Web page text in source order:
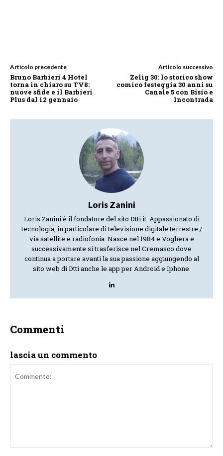
Articolo precedente
Bruno Barbieri 4 Hotel
torna in chiaro su TV8:
nuove sfide e il Barbieri
Plus dal 12 gennaio
Articolo successivo
Zelig 30: lo storico show
comico festeggia 30 anni su
Canale 5 con Bisio e
Incontrada
Loris Zanini
Loris Zanini è il fondatore del sito Dtti.it. Appassionato di
tecnologia, in particolare di televisione digitale terrestre /
via satellite e radiofonia. Nasce nel 1984 e Voghera e
successivamente si trasferisce nel Cremasco dove
continua a portare avanti la sua passione aggiungendo al
sito web di Dtti anche le app per Android e Iphone.
Commenti
lascia un commento